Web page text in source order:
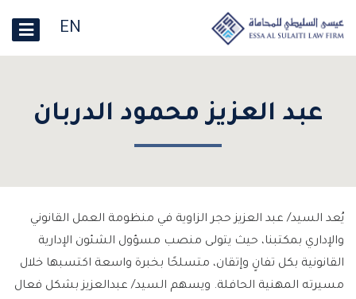
EN
عبد العزيز محمود الدربان
يُعد السيد/ عبد العزيز حجر الزاوية في منظومة العمل القانوني
والإداري بمكتبنا، حيث يتولى منصب مسؤول الشئون الإدارية
القانونية بكل تفانٍ وإتقان، متسلحًا بخبرة واسعة اكتسبها خلال
مسيرته المهنية الحافلة. ويسهم السيد/ عبدالعزيز بشكل فعال